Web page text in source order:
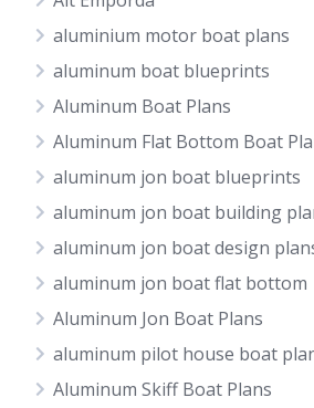
aluminium motor boat plans
aluminum boat blueprints
Aluminum Boat Plans
Aluminum Flat Bottom Boat
aluminum jon boat blueprints
aluminum jon boat building
aluminum jon boat design
aluminum jon boat flat bottom
Aluminum Jon Boat Plans
aluminum pilot house boat
Aluminum Skiff Boat Plans